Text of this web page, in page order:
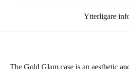
Ytterligare
The Gold Glam case is an aesthetic